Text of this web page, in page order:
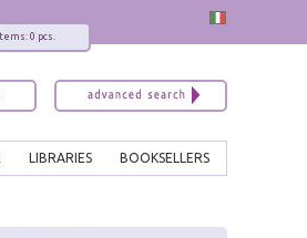
0 pcs.
BOOKSELLERS
LIBRARIES
x